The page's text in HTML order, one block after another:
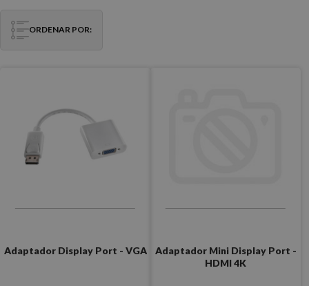
ORDENAR POR:
Adaptador Display Port - VGA
Adaptador Mini Display Port -
HDMI 4K